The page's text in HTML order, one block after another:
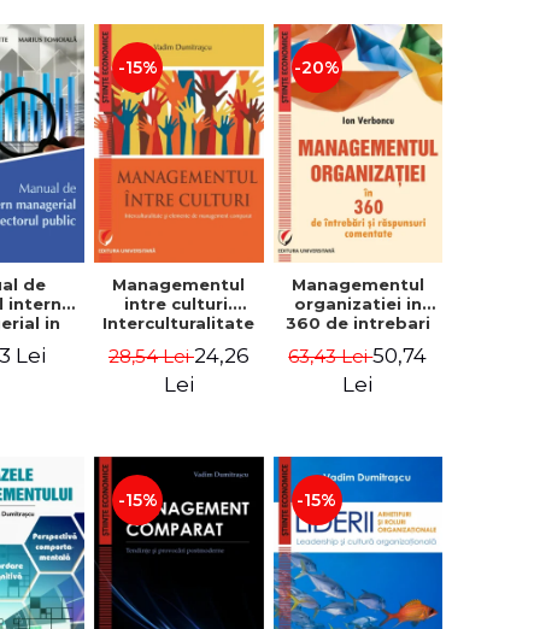
de
intern
in
public -
Lei
-15%
Managementul
intre culturi.
Interculturalitate
management
comparat -
28,54 Lei24,26
Lei
-20%
Managementul
organizatiei in
360 de intrebari
comentate - Ion
Verboncu
63,43 Lei50,74
Lei
-15% -15%